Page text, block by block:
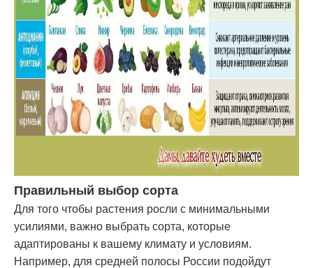
Правильный выбор сорта
Для того чтобы растения росли с минимальными
усилиями, важно выбрать сорта, которые
адаптированы к вашему климату и условиям.
Например, для средней полосы России подойдут